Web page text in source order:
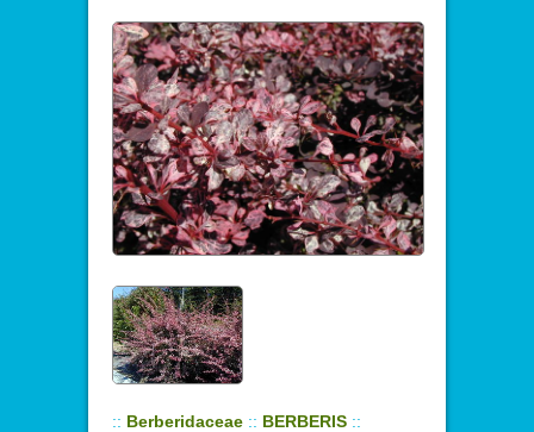
:: Berberidaceae :: BERBERIS ::